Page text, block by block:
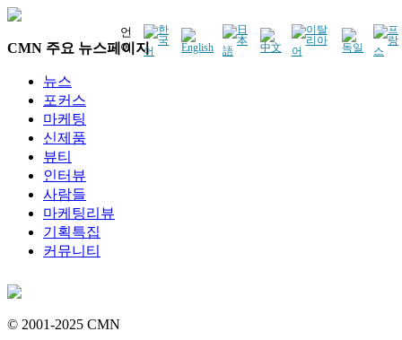
언
어
CMN 주요 뉴스페이지
뉴스
포커스
마케팅
신제품
뷰티
인터뷰
사람들
마케팅리뷰
기획특집
커뮤니티
© 2001-2025 CMN